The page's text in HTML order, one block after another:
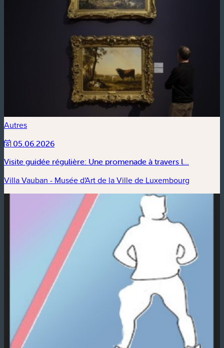
Autres
05.06.2026
Visite guidée régulière: Une promenade à travers l...
Villa Vauban - Musée d'Art de la Ville de Luxembourg